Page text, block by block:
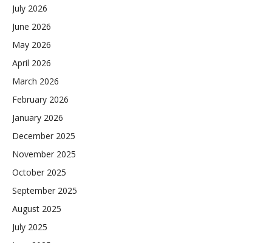
July 2026
June 2026
May 2026
April 2026
March 2026
February 2026
January 2026
December 2025
November 2025
October 2025
September 2025
August 2025
July 2025